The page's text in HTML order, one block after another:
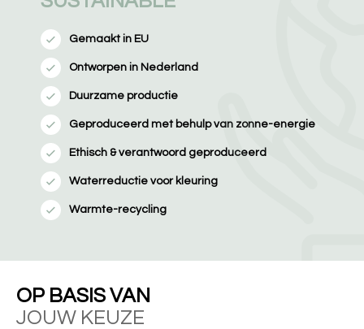
Gemaakt in EU
Ontworpen in Nederland
Duurzame productie
Geproduceerd met behulp van zonne-energie
Ethisch & verantwoord geproduceerd
Waterreductie voor kleuring
Warmte-recycling
OP BASIS VAN
JOUW KEUZE